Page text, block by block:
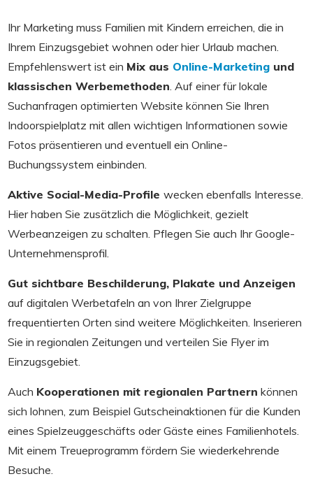
Ihr Marketing muss Familien mit Kindern erreichen, die in
Ihrem Einzugsgebiet wohnen oder hier Urlaub machen.
Empfehlenswert ist ein Mix aus Online-Marketing und
klassischen Werbemethoden . Auf einer für lokale
Suchanfragen optimierten Website können Sie Ihren
Indoorspielplatz mit allen wichtigen Informationen sowie
Fotos präsentieren und eventuell ein Online-
Buchungssystem einbinden.
Aktive Social-Media-Profile wecken ebenfalls Interesse.
Hier haben Sie zusätzlich die Möglichkeit, gezielt
Werbeanzeigen zu schalten. Pflegen Sie auch Ihr Google-
Unternehmensprofil.
Gut sichtbare Beschilderung, Plakate und Anzeigen
auf digitalen Werbetafeln an von Ihrer Zielgruppe
frequentierten Orten sind weitere Möglichkeiten. Inserieren
Sie in regionalen Zeitungen und verteilen Sie Flyer im
Einzugsgebiet.
Auch Kooperationen mit regionalen Partnern können
sich lohnen, zum Beispiel Gutscheinaktionen für die Kunden
eines Spielzeuggeschäfts oder Gäste eines Familienhotels.
Mit einem Treueprogramm fördern Sie wiederkehrende
Besuche.